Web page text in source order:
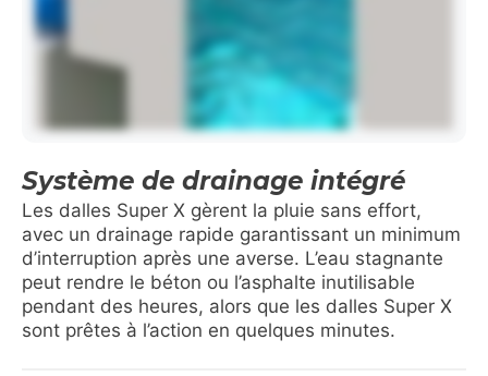
Système de drainage intégré
Les dalles Super X gèrent la pluie sans effort,
avec un drainage rapide garantissant un minimum
d’interruption après une averse. L’eau stagnante
peut rendre le béton ou l’asphalte inutilisable
pendant des heures, alors que les dalles Super X
sont prêtes à l’action en quelques minutes.